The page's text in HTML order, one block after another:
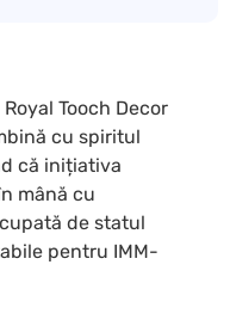
Tooch Decor
cu spiritul
că inițiativa
mână cu
de statul
pentru IMM-